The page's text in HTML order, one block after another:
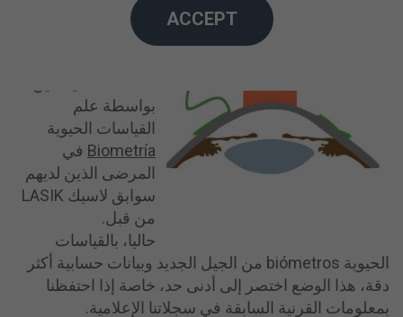
في السنوات الماضية
كانت نسبة مهمة من
بواسطة علم
القياسات الحيوية
Biometría في
المرضى الذين لديهم
سوابق لاسيك LASIK
من قبل.
حاليا، بالقياسات
الحيوية biómetros من الجيل الجديد وبيانات حسابية أكثر
دقة، هذا الوضع اختصر إلى أدنى حد، خاصة إذا احتفظنا
بمعلومات القرنية السابقة في سجلاتنا الإعلامية.
ACCEPT